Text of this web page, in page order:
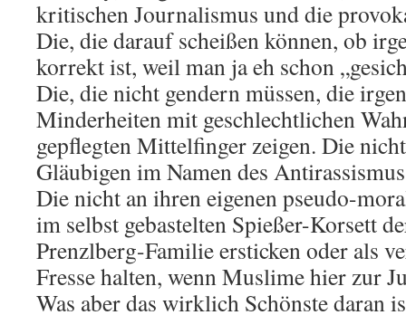
kritischen Journalismus und die
Die, die darauf scheißen können, ob
korrekt ist, weil man ja eh schon
Die, die nicht gendern müssen, die
Minderheiten mit geschlechtlichen
gepflegten Mittelfinger zeigen. Die
Gläubigen im Namen des
Die nicht an ihren eigenen pseudo-
im selbst gebastelten Spießer-Korsett
Prenzlberg-Familie ersticken oder als
Fresse halten, wenn Muslime hier zur
Was aber das wirklich Schönste daran